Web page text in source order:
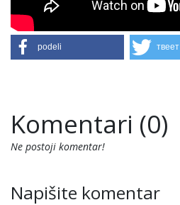
podeli твеет
Komentari (0)
Ne postoji komentar!
Napišite komentar